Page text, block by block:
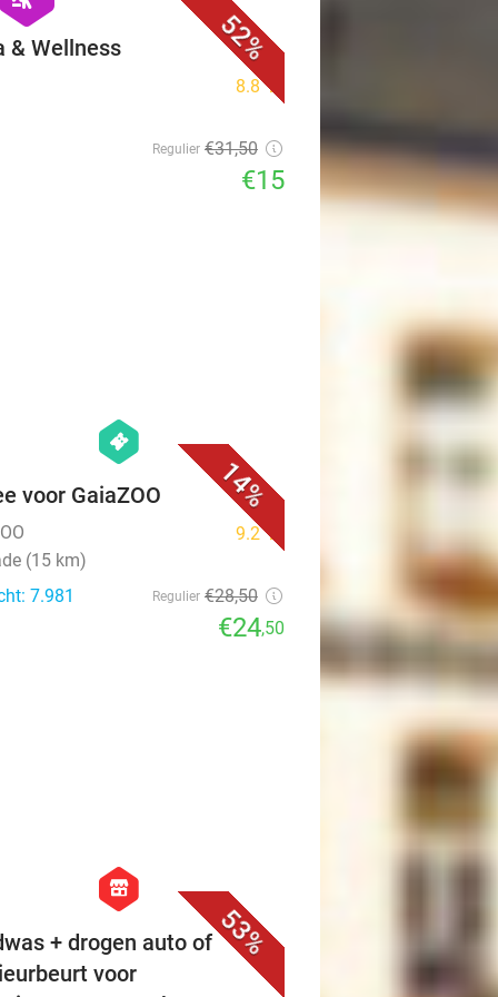
52%
& Wellness
8.8star
Regulier €31,50
€15
14%
hexagon
events
voor GaiaZOO
9.2star
(15 km)
7.981
Regulier €28,50
€24,50
53%
hexagon
store
+ drogen auto of
voor